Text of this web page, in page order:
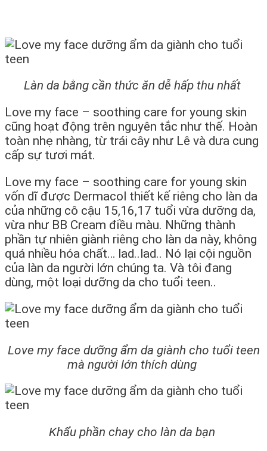
Làn da bằng cần thức ăn dễ hấp thu nhất
Love my face – soothing care for young skin
cũng hoạt động trên nguyên tắc như thế. Hoàn
toàn nhẹ nhàng, từ trái cây như Lê và dưa cung
cấp sự tươi mát.
Love my face – soothing care for young skin
vốn dĩ được Dermacol thiết kế riêng cho làn da
của những cô cậu 15,16,17 tuổi vừa dưỡng da,
vừa như BB Cream điều màu. Những thành
phần tự nhiên giành riêng cho làn da này, không
quá nhiều hóa chất… lad..lad.. Nó lại cội nguồn
của làn da người lớn chúng ta. Và tôi đang
dùng, một loại dưỡng da cho tuổi teen..
Love my face dưỡng ẩm da giành cho tuổi teen
mà người lớn thích dùng
Khẩu phần chay cho làn da bạn